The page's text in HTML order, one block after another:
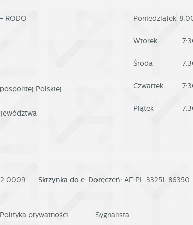
RODO
Polskiej
Poniedziałek
Wtorek
Środa
Czwartek
Piątek
0009 Skrzynka do e-Doręczeń: AE:PL-33251-
Polityka prywatności Sygnalista